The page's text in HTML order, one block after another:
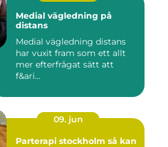
Medial vägledning på
distans
Medial vägledning distans
har vuxit fram som ett allt
mer efterfrågat sätt att
f&ari...
09. jun
Parterapi stockholm så kan